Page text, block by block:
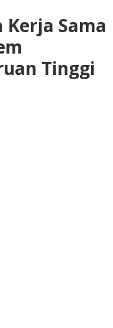
Kerja Sama
Tinggi